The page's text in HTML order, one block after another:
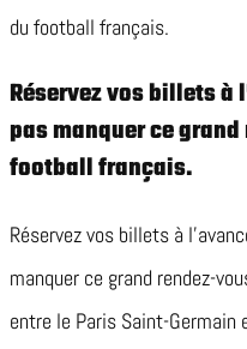
du football français.
Réservez vos billets à
pas manquer ce
football français.
Réservez vos billets à
manquer ce grand rendez-
entre le Paris Saint-Germain